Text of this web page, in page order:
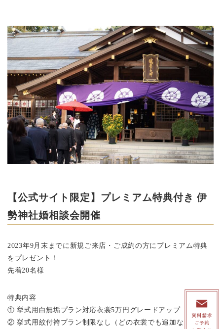
【公式サイト限定】プレミアム特典付き 伊
勢神社婚相談会開催
2023年9月末までに新規ご来店・ご成約の方にプレミアム特典
をプレゼント！
先着20名様
特典内容
① 挙式用白無垢プラン対応衣裳5万円グレードアップ
② 挙式用紋付袴プラン制限なし（どの衣裳でも追加なし！）